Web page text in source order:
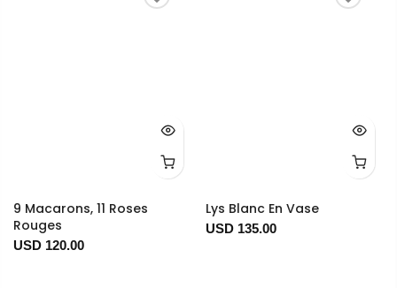
9 Macarons, 11 Roses
Rouges
USD 120.00
Lys Blanc En Vase
USD 135.00